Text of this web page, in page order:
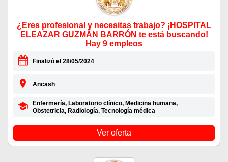
¿Eres profesional y necesitas trabajo? ¡HOSPITAL
ELEAZAR GUZMÁN BARRÓN te está buscando!
Hay 9 empleos
Finalizó el 28/05/2024
Ancash
Enfermería, Laboratorio clínico, Medicina humana,
Obstetricia, Radiología, Tecnología médica
Ver oferta